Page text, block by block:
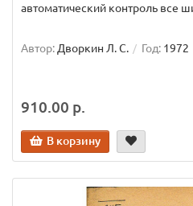
автоматический контроль все
Автор: Дворкин Л. С. Год: 1972
910.00 р.
В корзину